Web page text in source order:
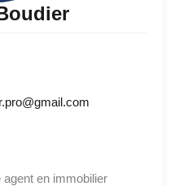
en immobilier